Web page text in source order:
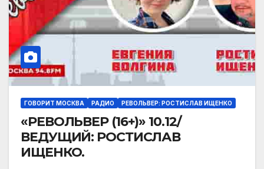
ГОВОРИТ МОСКВА РАДИО РЕВОЛЬВЕР: РОСТИСЛАВ ИЩЕНКО
«РЕВОЛЬВЕР (16+)» 10.12/
ВЕДУЩИЙ: РОСТИСЛАВ
ИЩЕНКО.